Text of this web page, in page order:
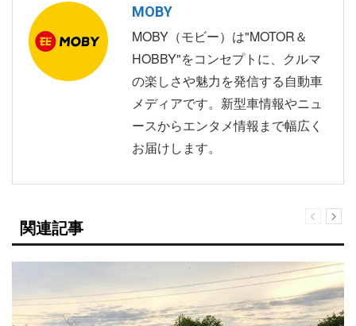
MOBY
MOBY（モビー）は"MOTOR＆
HOBBY"をコンセプトに、クルマ
の楽しさや魅力を発信する自動車
メディアです。新型車情報やニュ
ースからエンタメ情報まで幅広く
お届けします。
関連記事